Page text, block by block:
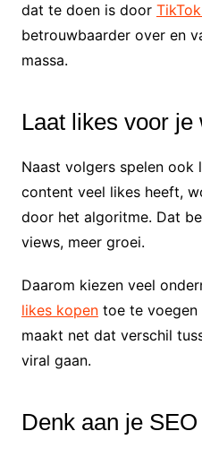
dat te doen is door
betrouwbaarder over en
massa.
Laat likes voor je
Naast volgers spelen ook
content veel likes heeft,
door het algoritme. Dat
views, meer groei.
Daarom kiezen veel
likes kopentoe te voegen
maakt net dat verschil
viral gaan.
Denk aan je SEO